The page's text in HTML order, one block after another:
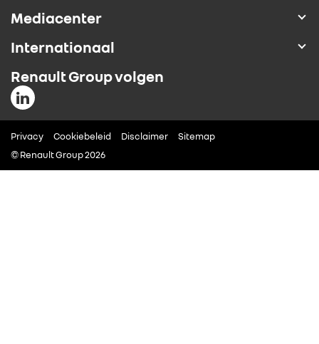
ALLIANCE
FOTO’S & VIDEO’S
CONTACT
Mediacenter
Internationaal
Renault Group volgen
Privacy Cookiebeleid Disclaimer
Sitemap
© Renault Group 2026